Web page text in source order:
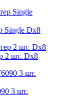
Single Dx8
2 шт. Dx8
3 шт.